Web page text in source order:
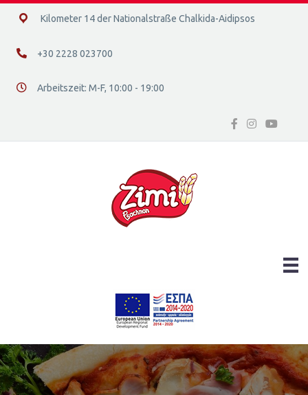
14ο χλμ. Ε.Ο. Χαλκίδας – Αιδηψού, 34400
Kilometer 14 der Nationalstraße Chalkida-Aidipsos
+30 2228 023700
+30 2228 023700
Διεύθυνση οδός 16, Ελλάδα
Arbeitszeit: Μ-F, 10:00 - 19:00